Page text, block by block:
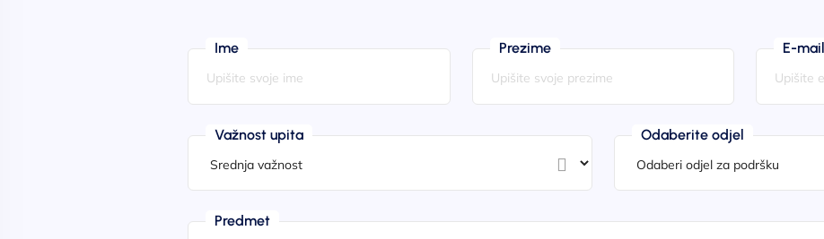
Ime Prezime E-
Važnost upita Odaberite odjel
Predmet